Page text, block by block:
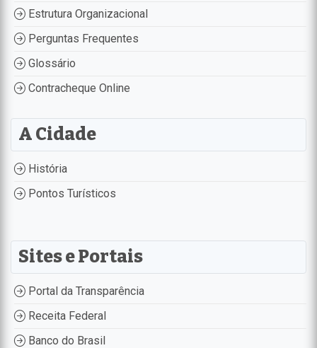
Estrutura Organizacional
Perguntas Frequentes
Glossário
Contracheque Online
A Cidade
História
Pontos Turísticos
Sites e Portais
Portal da Transparência
Receita Federal
Banco do Brasil